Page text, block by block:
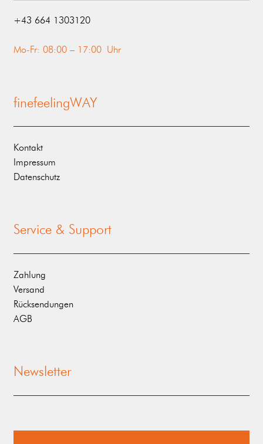
‭+43 664 1303120‬
Mo-Fr: 08:00 – 17:00 Uhr
finefeelingWAY
Kontakt
Impressum
Datenschutz
Service & Support
Zahlung
Versand
Rücksendungen
AGB
Newsletter